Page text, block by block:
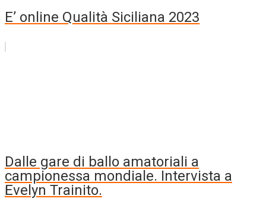
E’ online Qualità Siciliana 2023
Dalle gare di ballo amatoriali a
campionessa mondiale. Intervista a
Evelyn Trainito.